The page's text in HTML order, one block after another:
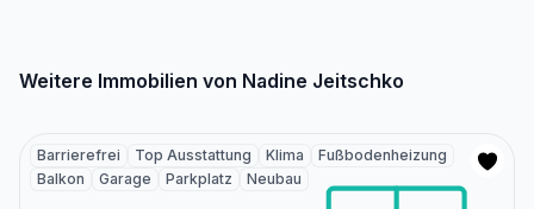
Weitere Immobilien von Nadine Jeitschko
Barrierefrei Top Ausstattung Klima
Fußbodenheizung
Balkon
Garage Parkplatz Neubau